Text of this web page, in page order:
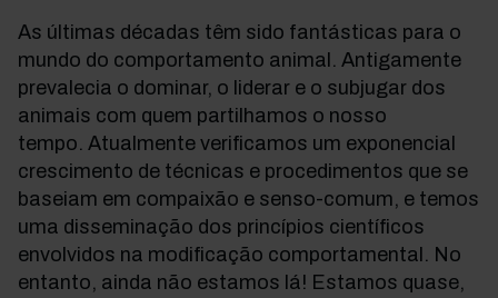
As últimas décadas têm sido fantásticas para o
mundo do comportamento animal. Antigamente
prevalecia o dominar, o liderar e o subjugar dos
animais com quem partilhamos o nosso
tempo. Atualmente verificamos um exponencial
crescimento de técnicas e procedimentos que se
baseiam em compaixão e senso-comum, e temos
uma disseminação dos princípios científicos
envolvidos na modificação comportamental. No
entanto, ainda não estamos lá! Estamos quase,